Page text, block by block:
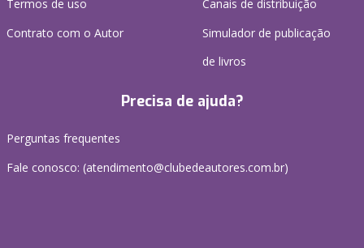
Termos de uso
Contrato com o Autor
Canais de distribuição
Simulador de publicação
de livros
Precisa de ajuda?
Perguntas frequentes
Fale conosco: (atendimento@clubedeautores.com.br)